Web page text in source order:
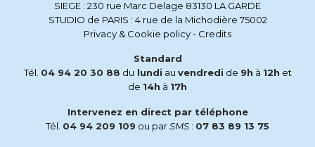
SIEGE : 230 rue Marc Delage 83130 LA GARDE
STUDIO de PARIS : 4 rue de la Michodière 75002
Privacy & Cookie policy- Credits
Standard
Tél. 04 94 20 30 88 du lundi au vendredi de 9h à 12h et
de 14h à 17h
Intervenez en direct par téléphone
Tél. 04 94 209 109 ou parSMS : 07 83 89 13 75